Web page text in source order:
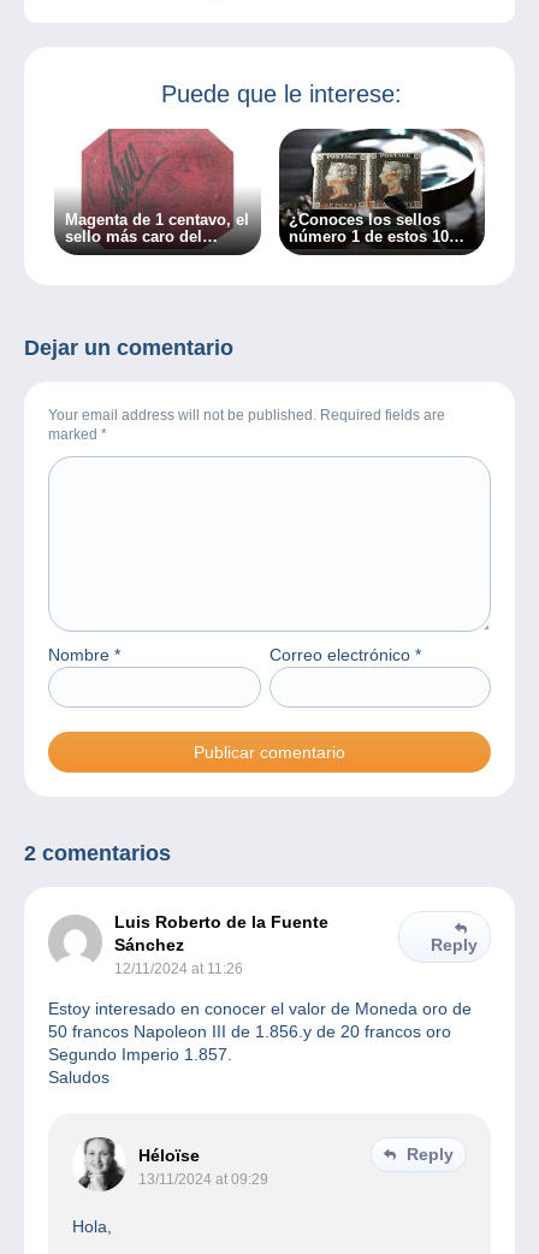
Puede que le interese:
Magenta de 1 centavo, el
sello más caro del
mundo
¿Conoces los sellos
número 1 de estos 10
países?
Dejar un comentario
Your email address will not be published. Required fields are
marked *
Nombre * Correo electrónico *
2 comentarios
Luis Roberto de la Fuente
Sánchez
12/11/2024 at 11:26
Reply
Estoy interesado en conocer el valor de Moneda oro de
50 francos Napoleon III de 1.856.y de 20 francos oro
Segundo Imperio 1.857.
Saludos
Héloïse
13/11/2024 at 09:29
Reply
Hola,